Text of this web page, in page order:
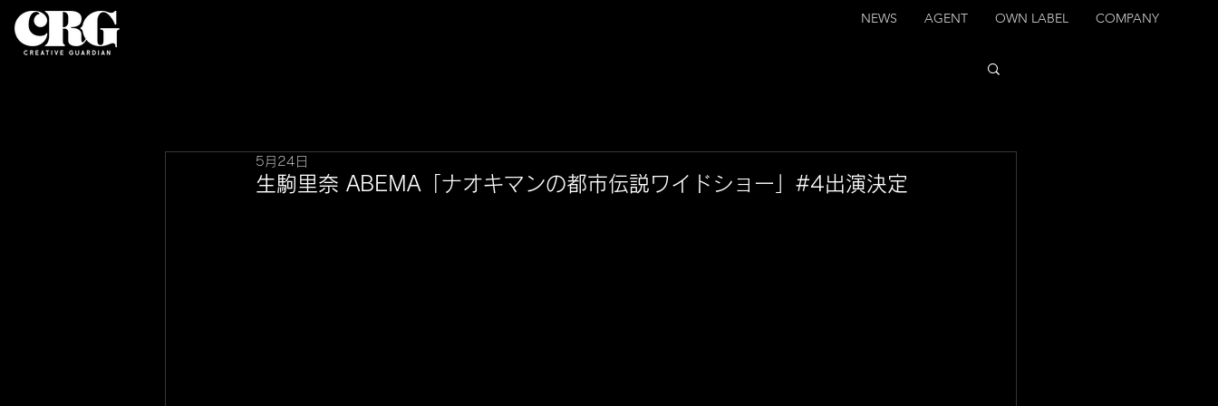
NEWS AGENT OWN LABEL COMPANY
生駒里奈 ABEMA「ナオキマンの都市伝説ワイドショー」#4出演決定
5月24日